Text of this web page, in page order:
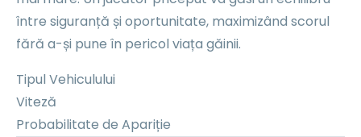
între siguranță și oportunitate, maximizând scorul
fără a-și pune în pericol viața găinii.
Tipul Vehiculului
Viteză
Probabilitate de Apariție